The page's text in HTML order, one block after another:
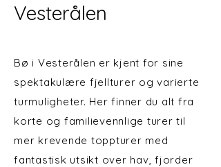
Vesterålen
Bø i Vesterålen er kjent for sine
spektakulære fjellturer og varierte
turmuligheter. Her finner du alt fra
korte og familievennlige turer til
mer krevende toppturer med
fantastisk utsikt over hav, fjorder